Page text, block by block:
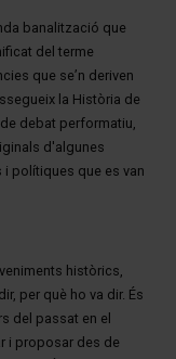
banalització que
del terme
que se’n deriven
la Història de
debat performatiu,
d'algunes
polítiques que es van
històrics,
per què ho va dir. És
del passat en el
i proposar des de